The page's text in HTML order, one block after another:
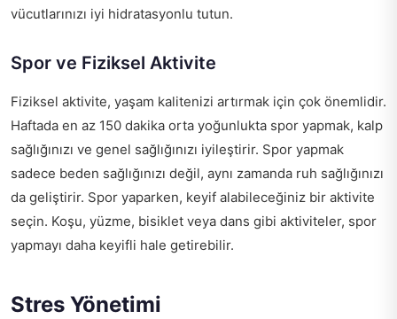
vücutlarınızı iyi hidratasyonlu tutun.
Spor ve Fiziksel Aktivite
Fiziksel aktivite, yaşam kalitenizi artırmak için çok önemlidir.
Haftada en az 150 dakika orta yoğunlukta spor yapmak, kalp
sağlığınızı ve genel sağlığınızı iyileştirir. Spor yapmak
sadece beden sağlığınızı değil, aynı zamanda ruh sağlığınızı
da geliştirir. Spor yaparken, keyif alabileceğiniz bir aktivite
seçin. Koşu, yüzme, bisiklet veya dans gibi aktiviteler, spor
yapmayı daha keyifli hale getirebilir.
Stres Yönetimi